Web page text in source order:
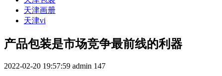
天津画册
天津vi
产品包装是市场竞争最前线的利器
2022-02-20 19:57:59 admin 147